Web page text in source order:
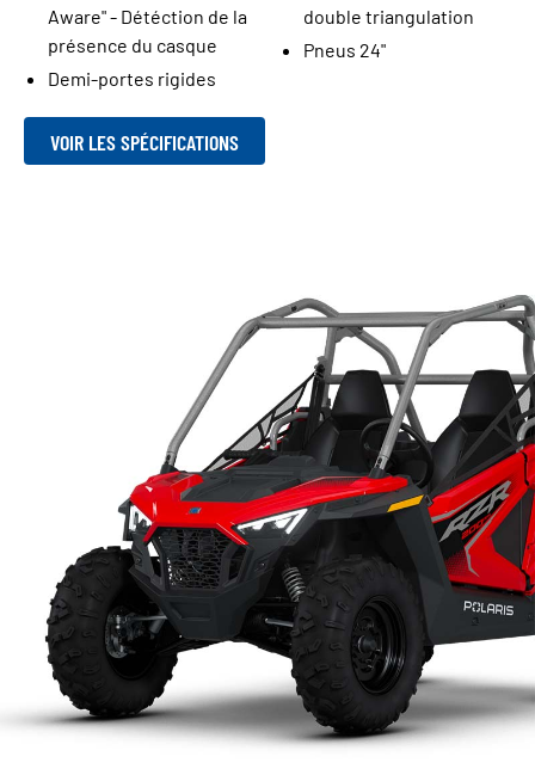
Aware" - Détéction de la
présence du casque
Demi-portes rigides
double triangulation
Pneus 24"
VOIR LES SPÉCIFICATIONS